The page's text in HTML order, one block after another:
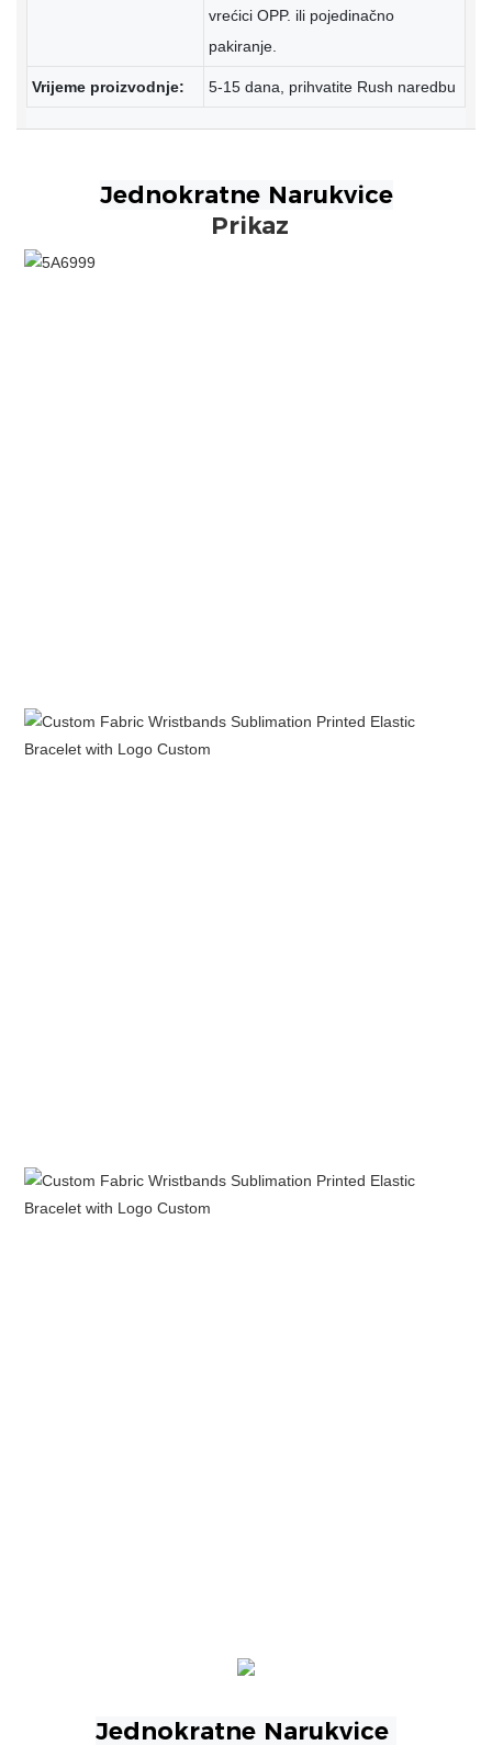
vrećici OPP. ili pojedinačno
pakiranje.
Vrijeme proizvodnje: 5-15 dana, prihvatite Rush naredbu
Jednokratne Narukvice
Prikaz